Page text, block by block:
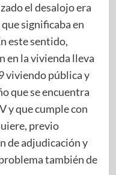
el desalojo era
significaba en
este sentido,
en la vivienda lleva
viviendo pública y
que se encuentra
y que cumple con
previo
de adjudicación y
también de